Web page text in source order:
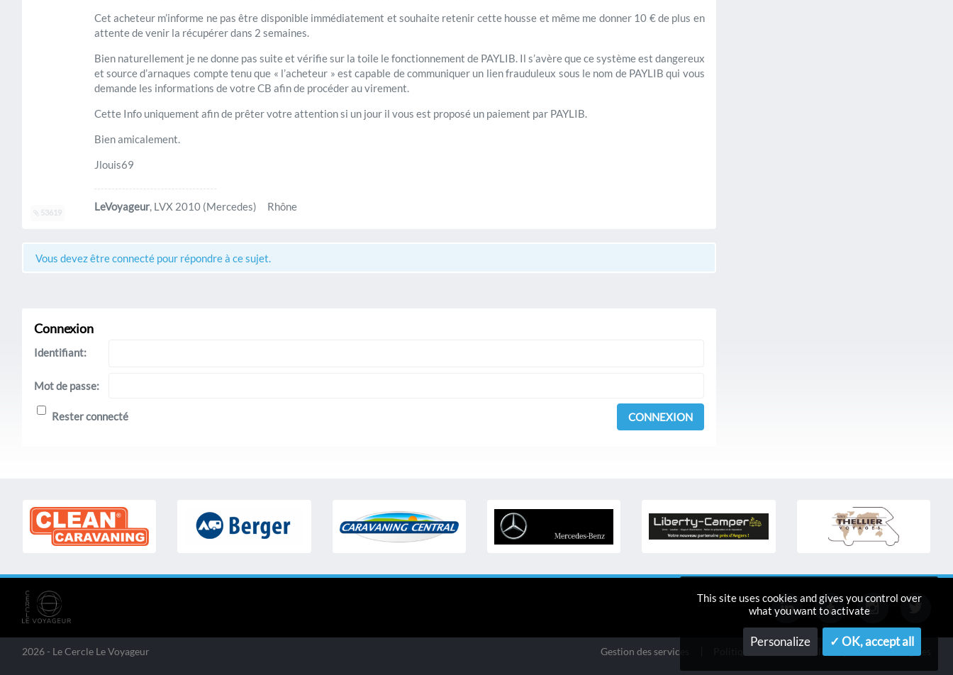
53619
Cet acheteur m’informe ne pas être disponible immédiatement et souhaite retenir cette housse et même me donner 10 € de plus en
attente de venir la récupérer dans 2 semaines.
Bien naturellement je ne donne pas suite et vérifie sur la toile le fonctionnement de PAYLIB. Il s’avère que ce système est dangereux
et source d’arnaques compte tenu que « l’acheteur » est capable de communiquer un lien frauduleux sous le nom de PAYLIB qui vous
demande les informations de votre CB afin de procéder au virement.
Cette Info uniquement afin de prêter votre attention si un jour il vous est proposé un paiement par PAYLIB.
Bien amicalement.
Jlouis69
LeVoyageur, LVX 2010 (Mercedes) Rhône
Vous devez être connecté pour répondre à ce sujet.
Connexion
Identifiant:
Mot de passe:
Rester connecté CONNEXION
2026 - Le Cercle Le Voyageur Gestion des services Politique de confidentialité Mentions légales
This site uses cookies and gives you control over
what you want to activate
✓ OK, accept all
Personalize